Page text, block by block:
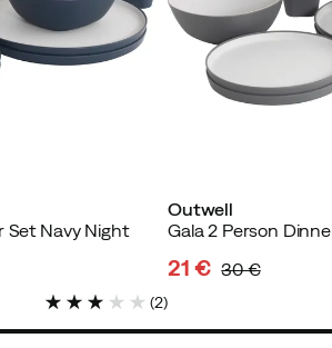
Farbe:
Green & Grey
Größe: OneSize
Vor 3 Monaten
Set Navy Night
(2)
Outwell
Gala 2 Person
21 € 30 €